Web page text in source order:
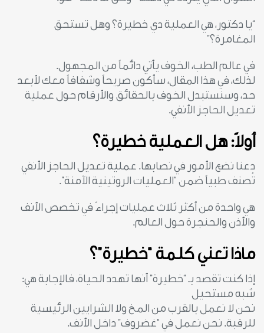
“يا دكتور، هي العملية دي خطيرة؟ وهل تستحق
المغامرة؟”
في عالم الطب، الخوف يأتي دائماً من المجهول.
لذلك، في هذا المقال، سأكون صريحاً وشفافاً معك لأبعد
حد، وسنستبدل الخوف بالحقائق والأرقام حول عملية
تعديل الحاجز الأنفي.
أولاً: هل العملية خطيرة؟
دعنا نضع الأمور في نصابها. عملية تعديل الحاجز الأنفي
تُصنف طبياً ضمن “العمليات الروتينية الآمنة”.
هي واحدة من أكثر ثلاث عمليات إجراءً في تخصص الأنف
والأذن والحنجرة حول العالم.
ماذا تعني كلمة “خطيرة”؟
إذا كنت تقصد بـ “خطيرة” أنها تهدد الحياة، فالإجابة هي:
شبه مستحيل
نحن لا نعمل بالقرب من المخ ولا الشرايين الرئيسية
للرقبة. نحن نعمل في “غضروف” داخل الأنف.